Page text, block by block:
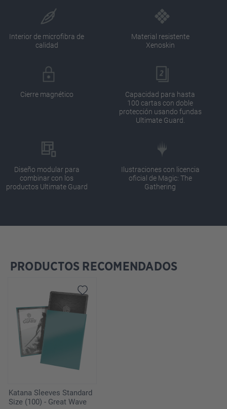
Interior de microfibra de
calidad
Material resistente
Xenoskin
Cierre magnético
Capacidad para hasta
100 cartas con doble
protección usando fundas
Ultimate Guard.
Diseño modular para
combinar con los
productos Ultimate Guard
Ilustraciones con licencia
oficial de Magic: The
Gathering
Omitir la galería de productos
PRODUCTOS RECOMENDADOS
Katana Sleeves Standard
Size (100) - Great Wave